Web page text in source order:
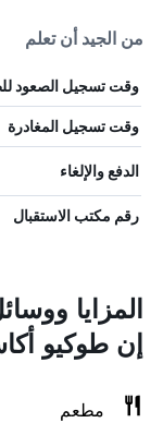
من الجيد أن تعلم
وقت تسجيل الصعود
وقت تسجيل المغادرة
الدفع والإلغاء
رقم مكتب الاستقبال
المزايا
إن طوكيو
مطعم